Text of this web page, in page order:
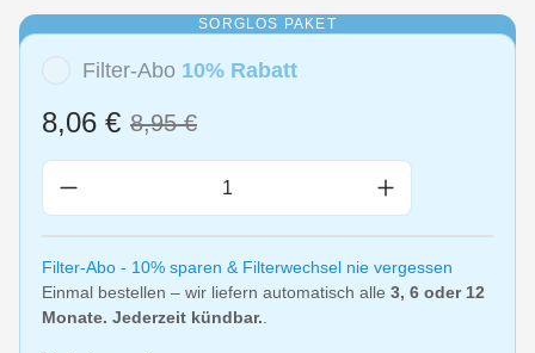
SORGLOS PAKET
Filter-Abo 10% Rabatt
Produkt Anzahl: Gib den gewünschten
8,06 € 8,95 €
Filter-Abo - 10% sparen & Filterwechsel nie vergessen
Einmal bestellen – wir liefern automatisch alle 3, 6 oder 12
Monate. Jederzeit kündbar.